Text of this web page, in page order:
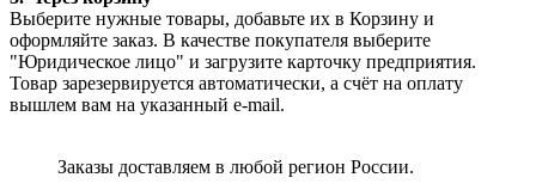
Выберите нужные товары, добавьте их в Корзину и
оформляйте заказ. В качестве покупателя выберите
"Юридическое лицо" и загрузите карточку предприятия.
Товар зарезервируется автоматически, а счёт на оплату
вышлем вам на указанный e-mail.
Заказы доставляем в любой регион России.